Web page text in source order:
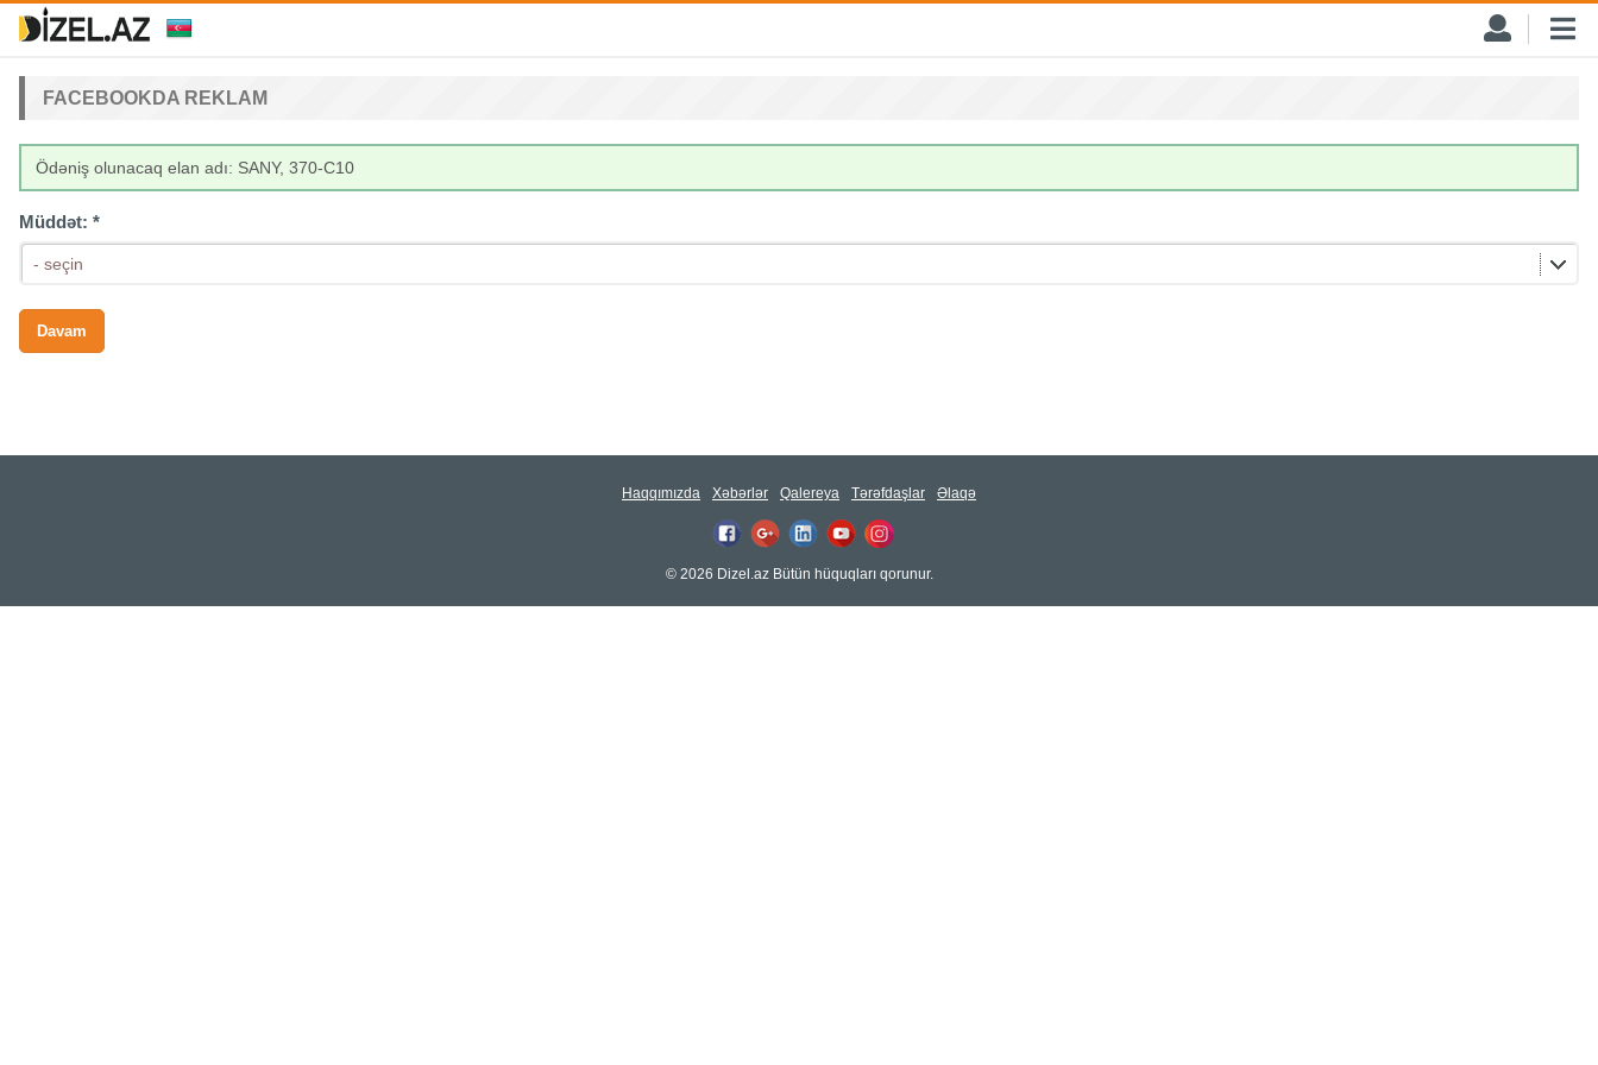
FACEBOOKDA REKLAM
Ödəniş olunacaq elan adı: SANY, 370-C10
Müddət: *
- seçin
Haqqımızda Xəbərlər Qalereya Tərəfdaşlar Əlaqə
© 2026 Dizel.az Bütün hüquqları qorunur.